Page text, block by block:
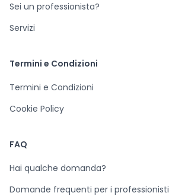
Sei un professionista?
Servizi
Termini e Condizioni
Termini e Condizioni
Cookie Policy
FAQ
Hai qualche domanda?
Domande frequenti per i professionisti